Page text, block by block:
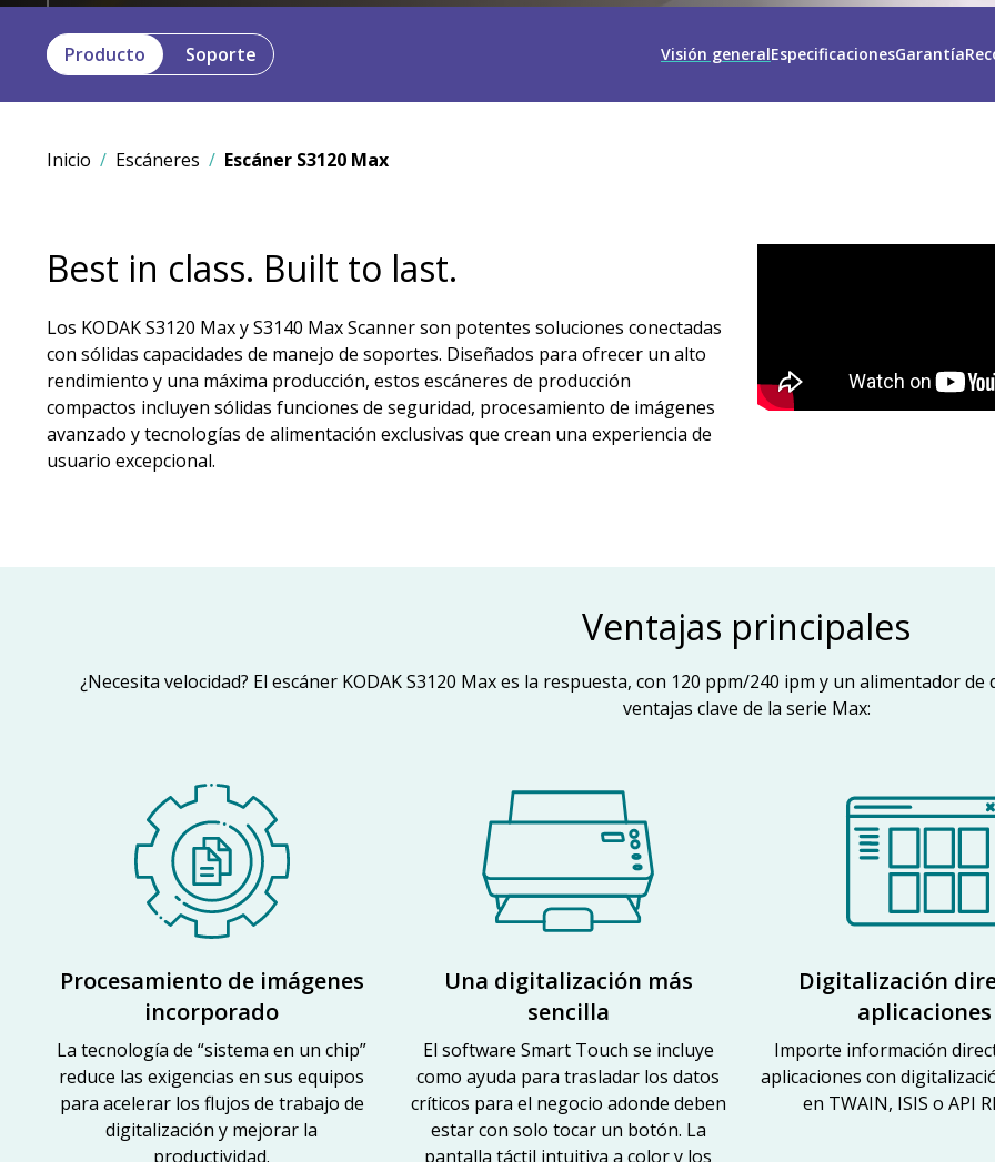
Producto Soporte Visión generalEspecificacionesGarantía
Inicio Escáneres Escáner S3120 Max
Best in class. Built to last.
Los KODAK S3120 Max y S3140 Max Scanner son potentes soluciones conectadas
con sólidas capacidades de manejo de soportes. Diseñados para ofrecer un alto
rendimiento y una máxima producción, estos escáneres de producción
compactos incluyen sólidas funciones de seguridad, procesamiento de imágenes
avanzado y tecnologías de alimentación exclusivas que crean una experiencia de
usuario excepcional.
Ventajas principales
¿Necesita velocidad? El escáner KODAK S3120 Max es la respuesta, con 120 ppm/240 ipm y un alimentador
ventajas clave de la serie Max:
Procesamiento de imágenes
incorporado
La tecnología de “sistema en un chip”
reduce las exigencias en sus equipos
para acelerar los flujos de trabajo de
digitalización y mejorar la
productividad.
Una digitalización más
sencilla
El software Smart Touch se incluye
como ayuda para trasladar los datos
críticos para el negocio adonde deben
estar con solo tocar un botón. La
pantalla táctil intuitiva a color y los
Digitalización
aplicaciones
Importe información
aplicaciones con
en TWAIN, ISIS o API